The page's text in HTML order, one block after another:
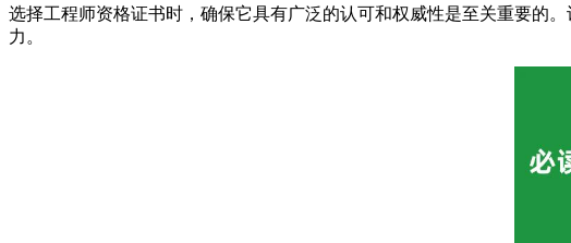
选择工程师资格证书时，确保它具有广泛的认可和权威性是至关重要的
力。